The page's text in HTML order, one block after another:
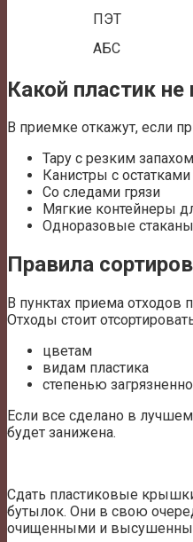
ПЭТ
АБС
Какой пластик
В приемке откажут, если
Тару с резким запахом
Канистры с
Со следами грязи
Мягкие контейнеры
Одноразовые стаканы
Правила
В пунктах приема отходов
Отходы стоит
цветам
видам пластика
степенью
Если все сделано в
будет занижена.
Сдать пластиковые
бутылок. Они в свою
очищенными и